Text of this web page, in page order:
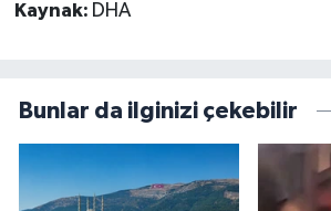
Kaynak: DHA
Bunlar da ilginizi çekebilir